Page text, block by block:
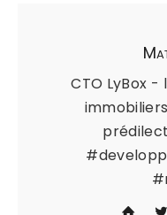
CTO LyBox